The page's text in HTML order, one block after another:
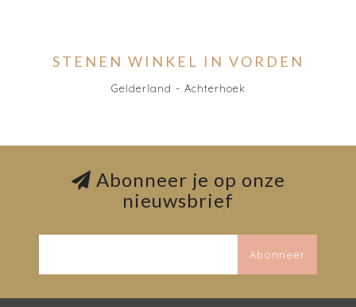
STENEN WINKEL IN VORDEN
Gelderland - Achterhoek
Abonneer je op onze
nieuwsbrief
Abonneer